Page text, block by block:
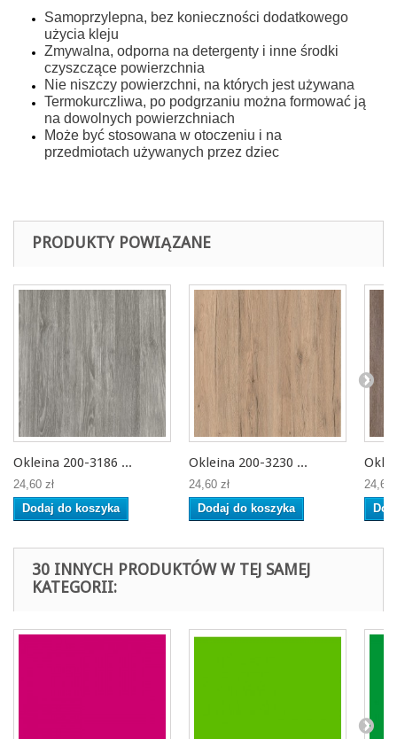
Samoprzylepna, bez konieczności dodatkowego
użycia kleju
Zmywalna, odporna na detergenty i inne środki
czyszczące powierzchnia
Nie niszczy powierzchni, na których jest używana
Termokurczliwa, po podgrzaniu można formować ją
na dowolnych powierzchniach
Może być stosowana w otoczeniu i na
przedmiotach używanych przez dziec
PRODUKTY POWIĄZANE
Okleina 200-3186 ...
24,60 zł
Dodaj do koszyka
Okleina 200-3230 ...
24,60 zł
Dodaj do koszyka
24,60
30 INNYCH PRODUKTÓW W TEJ SAMEJ
KATEGORII: